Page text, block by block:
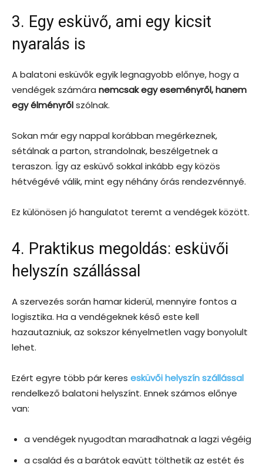
3. Egy esküvő, ami egy kicsit
nyaralás is
A balatoni esküvők egyik legnagyobb előnye, hogy a
vendégek számára nemcsak egy eseményről, hanem
egy élményrőlszólnak.
Sokan már egy nappal korábban megérkeznek,
sétálnak a parton, strandolnak, beszélgetnek a
teraszon. Így az esküvő sokkal inkább egy közös
hétvégévé válik, mint egy néhány órás rendezvénnyé.
Ez különösen jó hangulatot teremt a vendégek között.
4. Praktikus megoldás: esküvői
helyszín szállással
A szervezés során hamar kiderül, mennyire fontos a
logisztika. Ha a vendégeknek késő este kell
hazautazniuk, az sokszor kényelmetlen vagy bonyolult
lehet.
Ezért egyre több pár keres esküvői helyszín szállással
rendelkező balatoni helyszínt. Ennek számos előnye
van:
a vendégek nyugodtan maradhatnak a lagzi végéig
a család és a barátok együtt tölthetik az estét és